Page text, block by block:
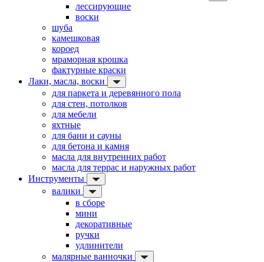
лессирующие
воски
шуба
камешковая
короед
мраморная крошка
фактурные краски
Лаки, масла, воски
для паркета и деревянного пола
для стен, потолков
для мебели
яхтные
для бани и сауны
для бетона и камня
масла для внутренних работ
масла для террас и наружных работ
Инструменты
валики
в сборе
мини
декоративные
ручки
удлинители
малярные ванночки